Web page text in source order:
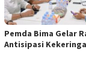
Pemda Bima Gelar
Antisipasi